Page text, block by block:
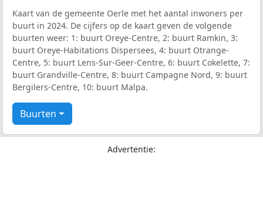
Kaart van de gemeente Oerle met het aantal inwoners per
buurt in 2024. De cijfers op de kaart geven de volgende
buurten weer: 1: buurt Oreye-Centre, 2: buurt Ramkin, 3:
buurt Oreye-Habitations Dispersees, 4: buurt Otrange-
Centre, 5: buurt Lens-Sur-Geer-Centre, 6: buurt Cokelette, 7:
buurt Grandville-Centre, 8: buurt Campagne Nord, 9: buurt
Bergilers-Centre, 10: buurt Malpa.
Buurten
Advertentie: